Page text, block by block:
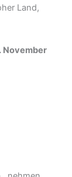
Land,
November